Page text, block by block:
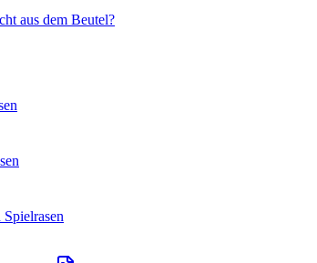
aus dem Beutel?